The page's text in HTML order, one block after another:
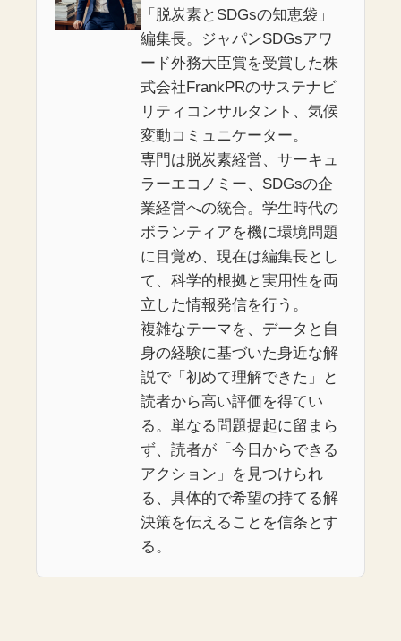
「脱炭素とSDGsの知恵袋」
編集長。ジャパンSDGsアワ
ード外務大臣賞を受賞した株
式会社FrankPRのサステナビ
リティコンサルタント、気候
変動コミュニケーター。
専門は脱炭素経営、サーキュ
ラーエコノミー、SDGsの企
業経営への統合。学生時代の
ボランティアを機に環境問題
に目覚め、現在は編集長とし
て、科学的根拠と実用性を両
立した情報発信を行う。
複雑なテーマを、データと自
身の経験に基づいた身近な解
説で「初めて理解できた」と
読者から高い評価を得てい
る。単なる問題提起に留まら
ず、読者が「今日からできる
アクション」を見つけられ
る、具体的で希望の持てる解
決策を伝えることを信条とす
る。